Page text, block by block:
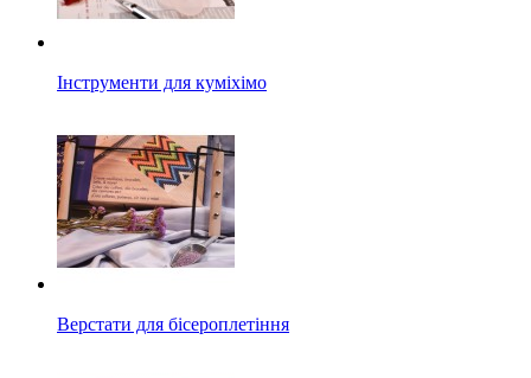
Інструменти для куміхімо
Верстати для бісероплетіння